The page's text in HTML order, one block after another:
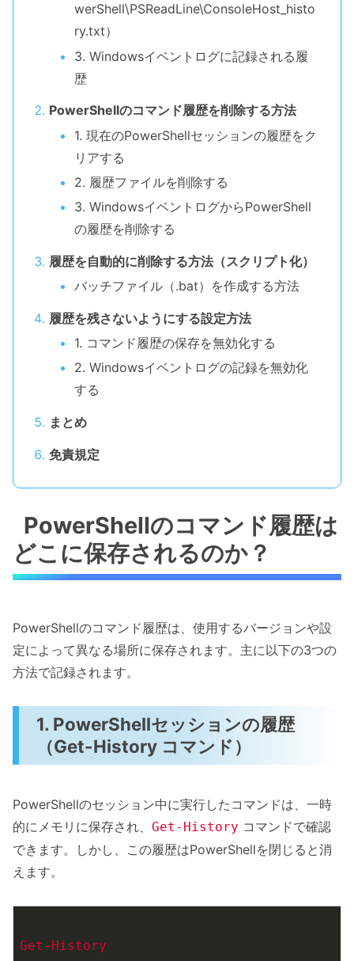
werShell\PSReadLine\ConsoleHost_histo
ry.txt）
3. Windowsイベントログに記録される履
歴
PowerShellのコマンド履歴を削除する方法
1. 現在のPowerShellセッションの履歴をク
リアする
2. 履歴ファイルを削除する
3. WindowsイベントログからPowerShell
の履歴を削除する
履歴を自動的に削除する方法（スクリプト化）
バッチファイル（.bat）を作成する方法
履歴を残さないようにする設定方法
1. コマンド履歴の保存を無効化する
2. Windowsイベントログの記録を無効化
する
まとめ
免責規定
PowerShellのコマンド履歴は
どこに保存されるのか？
PowerShellのコマンド履歴は、使用するバージョンや設
定によって異なる場所に保存されます。主に以下の3つの
方法で記録されます。
1. PowerShellセッションの履歴
（Get-History コマンド）
PowerShellのセッション中に実行したコマンドは、一時
的にメモリに保存され、 Get-History コマンドで確認
できます。しかし、この履歴はPowerShellを閉じると消
えます。
Get-History